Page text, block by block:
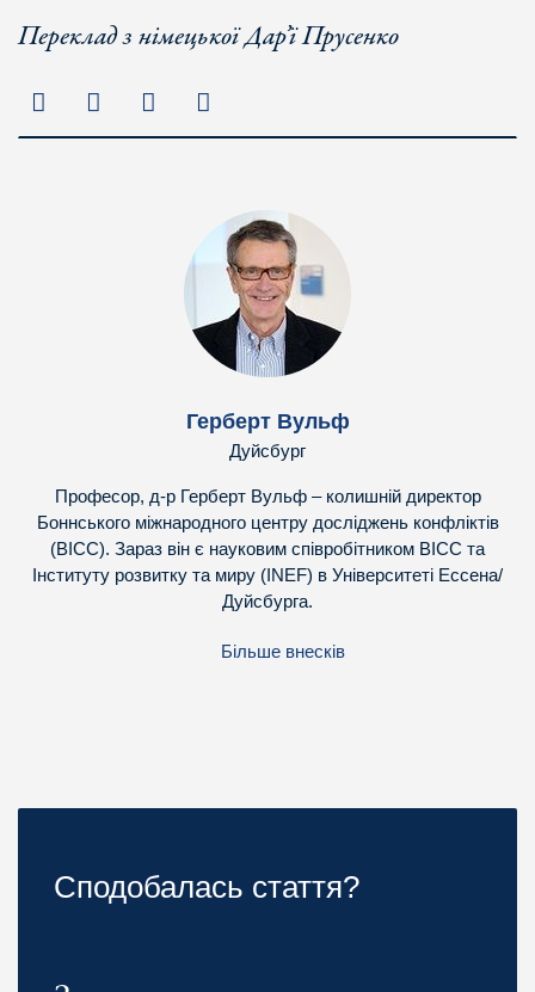
Переклад з німецької Дар’ї Прусенко
Герберт Вульф
Дуйсбург
Професор, д-р Герберт Вульф – колишній директор
Боннського міжнародного центру досліджень конфліктів
(BICC). Зараз він є науковим співробітником BICC та
Інституту розвитку та миру (INEF) в Університеті Ессена/
Дуйсбурга.
Більше внесків
Сподобалась стаття?